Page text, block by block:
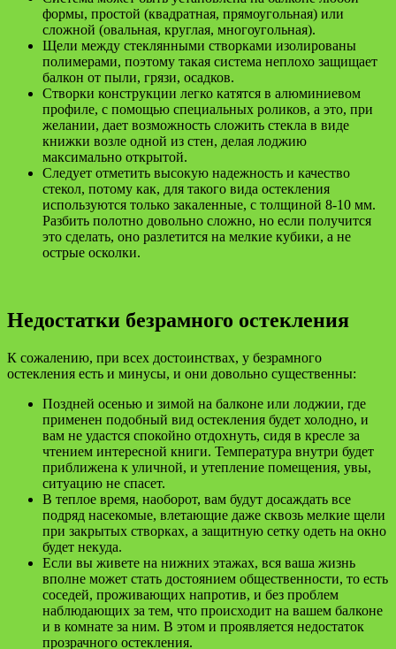
формы, простой (квадратная, прямоугольная) или
сложной (овальная, круглая, многоугольная).
Щели между стеклянными створками изолированы
полимерами, поэтому такая система неплохо защищает
балкон от пыли, грязи, осадков.
Створки конструкции легко катятся в алюминиевом
профиле, с помощью специальных роликов, а это, при
желании, дает возможность сложить стекла в виде
книжки возле одной из стен, делая лоджию
максимально открытой.
Следует отметить высокую надежность и качество
стекол, потому как, для такого вида остекления
используются только закаленные, с толщиной 8-10 мм.
Разбить полотно довольно сложно, но если получится
это сделать, оно разлетится на мелкие кубики, а не
острые осколки.
Недостатки безрамного остекления
К сожалению, при всех достоинствах, у безрамного
остекления есть и минусы, и они довольно существенны:
Поздней осенью и зимой на балконе или лоджии, где
применен подобный вид остекления будет холодно, и
вам не удастся спокойно отдохнуть, сидя в кресле за
чтением интересной книги. Температура внутри будет
приближена к уличной, и утепление помещения, увы,
ситуацию не спасет.
В теплое время, наоборот, вам будут досаждать все
подряд насекомые, влетающие даже сквозь мелкие щели
при закрытых створках, а защитную сетку одеть на окно
будет некуда.
Если вы живете на нижних этажах, вся ваша жизнь
вполне может стать достоянием общественности, то есть
соседей, проживающих напротив, и без проблем
наблюдающих за тем, что происходит на вашем балконе
и в комнате за ним. В этом и проявляется недостаток
прозрачного остекления.